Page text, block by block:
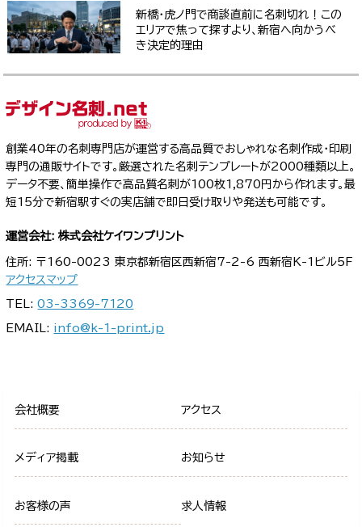
新橋・虎ノ門で商談直前に名刺切れ！この
エリアで焦って探すより、新宿へ向かうべ
き決定的理由
創業40年の名刺専門店が運営する高品質でおしゃれな名刺作成・印刷
専門の通販サイトです。厳選された名刺テンプレートが2000種類以上。
データ不要、簡単操作で高品質名刺が100枚1,870円から作れます。最
短15分で新宿駅すぐの実店舗で即日受け取りや発送も可能です。
運営会社: 株式会社ケイワンプリント
住所: 〒160-0023 東京都新宿区西新宿7-2-6 西新宿K-1ビル5F
アクセスマップ
TEL:03-3369-7120
EMAIL: info@k-1-print.jp
会社概要 アクセス
メディア掲載 お知らせ
お客様の声 求人情報